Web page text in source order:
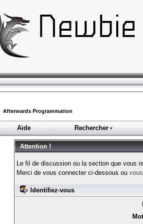
Afterwards Programmation
Aide Rechercher
Attention !
Le fil de discussion ou la section que vous
Merci de vous connecter ci-dessous ou
Identifiez-vous